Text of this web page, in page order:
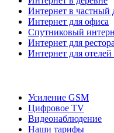
Интернет в частный
Интернет для офиса
Спутниковый
Интернет для
Интернет для
Усиление GSM
Цифровое TV
Видеонаблюдение
Наши тарифы